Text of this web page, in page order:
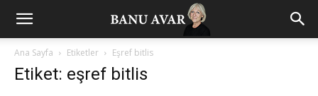
Ana Sayfa Etiketler Eşref bitlis
Etiket: eşref bitlis